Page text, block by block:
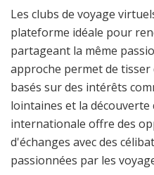
Les clubs de voyage
plateforme idéale pour
partageant la même
approche permet de
basés sur des intérêts
lointaines et la
internationale offre des
d'échanges avec des
passionnées par les